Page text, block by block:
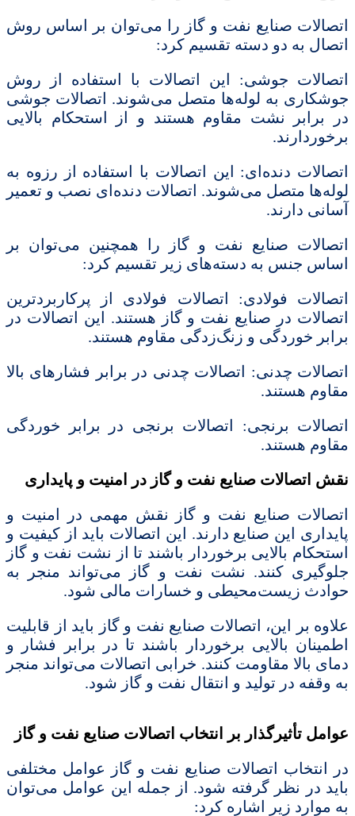
اتصالات صنایع نفت و گاز را می‌توان بر اساس روش
اتصال به دو دسته تقسیم کرد:
اتصالات جوشی: این اتصالات با استفاده از روش
جوشکاری به لوله‌ها متصل می‌شوند. اتصالات جوشی
در برابر نشت مقاوم هستند و از استحکام بالایی
برخوردارند.
اتصالات دنده‌ای: این اتصالات با استفاده از رزوه به
لوله‌ها متصل می‌شوند. اتصالات دنده‌ای نصب و تعمیر
آسانی دارند.
اتصالات صنایع نفت و گاز را همچنین می‌توان بر
اساس جنس به دسته‌های زیر تقسیم کرد:
اتصالات فولادی: اتصالات فولادی از پرکاربردترین
اتصالات در صنایع نفت و گاز هستند. این اتصالات در
برابر خوردگی و زنگ‌زدگی مقاوم هستند.
اتصالات چدنی: اتصالات چدنی در برابر فشارهای بالا
مقاوم هستند.
اتصالات برنجی: اتصالات برنجی در برابر خوردگی
مقاوم هستند.
نقش اتصالات صنایع نفت و گاز در امنیت و پایداری
اتصالات صنایع نفت و گاز نقش مهمی در امنیت و
پایداری این صنایع دارند. این اتصالات باید از کیفیت و
استحکام بالایی برخوردار باشند تا از نشت نفت و گاز
جلوگیری کنند. نشت نفت و گاز می‌تواند منجر به
حوادث زیست‌محیطی و خسارات مالی شود.
علاوه بر این، اتصالات صنایع نفت و گاز باید از قابلیت
اطمینان بالایی برخوردار باشند تا در برابر فشار و
دمای بالا مقاومت کنند. خرابی اتصالات می‌تواند منجر
به وقفه در تولید و انتقال نفت و گاز شود.
عوامل تأثیرگذار بر انتخاب اتصالات صنایع نفت و گاز
در انتخاب اتصالات صنایع نفت و گاز عوامل مختلفی
باید در نظر گرفته شود. از جمله این عوامل می‌توان
به موارد زیر اشاره کرد: